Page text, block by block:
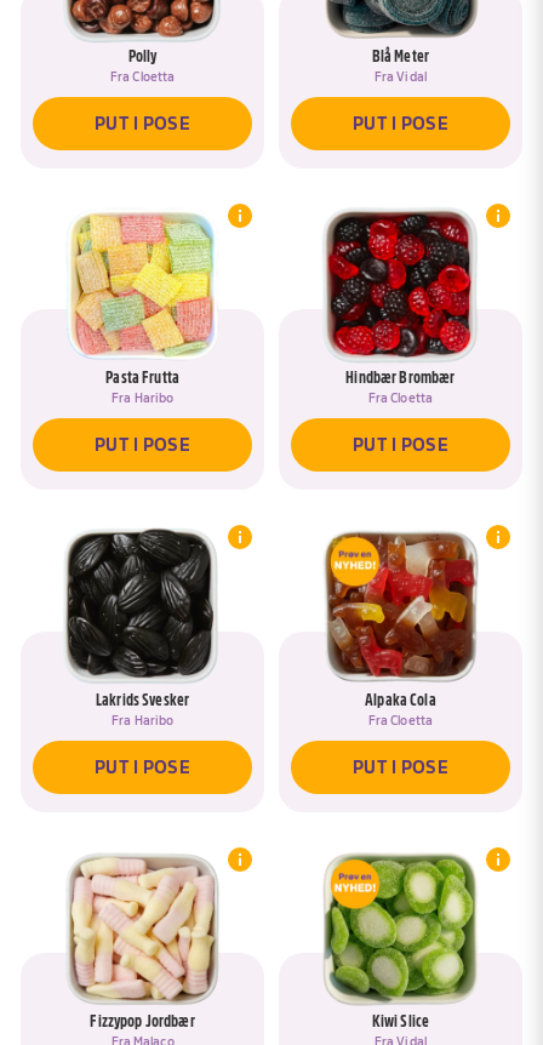
Polly
FraCloetta
PUT I POSE
Blå Meter
FraVidal
PUT I POSE
Pasta Frutta
Fra Haribo
PUT I POSE
Hindbær Brombær
FraCloetta
PUT I POSE
Lakrids Svesker
Fra Haribo
PUT I POSE
Alpaka Cola
FraCloetta
PUT I POSE
Fizzypop Jordbær
Fra Malaco
Kiwi Slice
FraVidal